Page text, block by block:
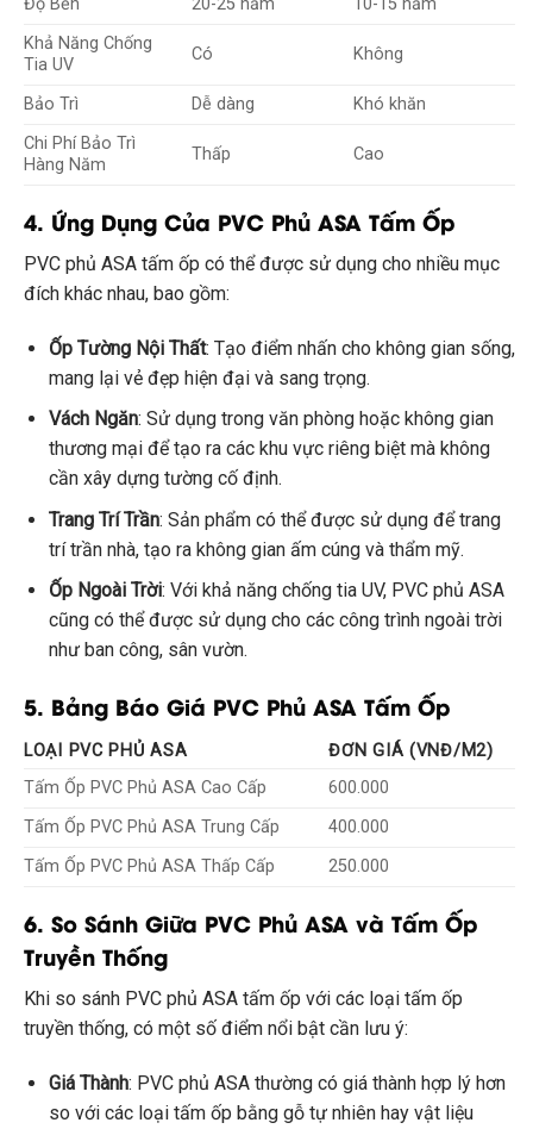
Khả Năng Chống
Tia UV
Có Không
Bảo Trì Dễ dàng
Khó khăn
Chi Phí Bảo Trì
Hàng Năm
Thấp Cao
4. Ứng Dụng Của PVC Phủ ASA Tấm Ốp
PVC phủ ASA tấm ốp có thể được sử dụng cho nhiều mục
đích khác nhau, bao gồm:
Ốp Tường Nội Thất: Tạo điểm nhấn cho không gian sống,
mang lại vẻ đẹp hiện đại và sang trọng.
Vách Ngăn: Sử dụng trong văn phòng hoặc không gian
thương mại để tạo ra các khu vực riêng biệt mà không
cần xây dựng tường cố định.
Trang Trí Trần: Sản phẩm có thể được sử dụng để trang
trí trần nhà, tạo ra không gian ấm cúng và thẩm mỹ.
Ốp Ngoài Trời: Với khả năng chống tia UV, PVC phủ ASA
cũng có thể được sử dụng cho các công trình ngoài trời
như ban công, sân vườn.
5. Bảng Báo Giá PVC Phủ ASA Tấm Ốp
LOẠI PVC PHỦ ASA
ĐƠN GIÁ (VNĐ/M2)
Tấm Ốp PVC Phủ ASA Cao Cấp
600.000
Tấm Ốp PVC Phủ ASA Trung Cấp
400.000
Tấm Ốp PVC Phủ ASA Thấp Cấp
250.000
6. So Sánh Giữa PVC Phủ ASA và Tấm Ốp
Truyền Thống
Khi so sánh PVC phủ ASA tấm ốp với các loại tấm ốp
truyền thống, có một số điểm nổi bật cần lưu ý:
Giá Thành: PVC phủ ASA thường có giá thành hợp lý hơn
so với các loại tấm ốp bằng gỗ tự nhiên hay vật liệu